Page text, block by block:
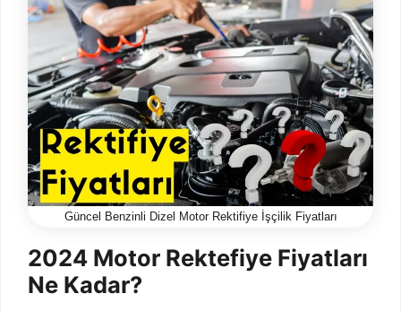
Güncel Benzinli Dizel Motor Rektifiye İşçilik Fiyatları
2024 Motor Rektefiye Fiyatları
Ne Kadar?